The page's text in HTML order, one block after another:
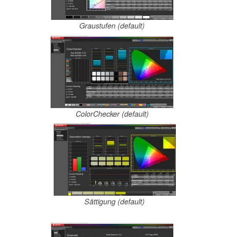
Graustufen (default)
ColorChecker (default)
Sättigung (default)